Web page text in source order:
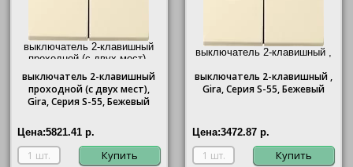
выключатель 2-клавишный
проходной (с двух мест),
, Серия S-55, Бежевый"/>
выключатель 2-клавишный
проходной (с двух мест),
Gira, Серия S-55, Бежевый
Цена:5821.41 р.
Купить
выключатель 2-клавишный ,
выключатель 2-клавишный ,
Gira, Серия S-55, Бежевый
Цена:3472.87 р.
Купить